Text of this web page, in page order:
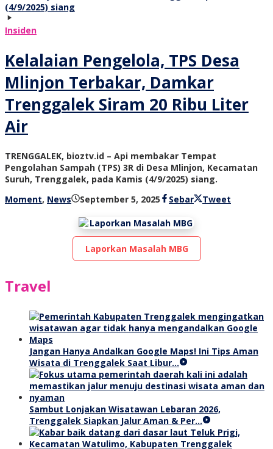
Insiden
Kelalaian Pengelola, TPS Desa
Mlinjon Terbakar, Damkar
Trenggalek Siram 20 Ribu Liter
Air
TRENGGALEK, bioztv.id – Api membakar Tempat
Pengolahan Sampah (TPS) 3R di Desa Mlinjon, Kecamatan
Suruh, Trenggalek, pada Kamis (4/9/2025) siang.
Moment, News September 5, 2025 oleh
tv
Sebar Tweet
Laporkan Masalah MBG
Travel
Jangan Hanya Andalkan Google Maps! Ini Tips Aman
Wisata di Trenggalek Saat Libur…
Sambut Lonjakan Wisatawan Lebaran 2026,
Trenggalek Siapkan Jalur Aman & Per…